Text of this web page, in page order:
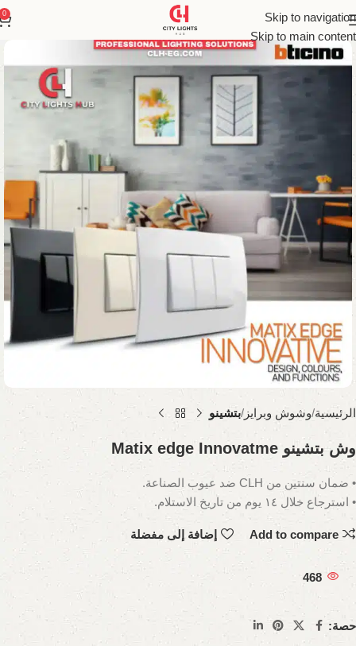
Skip to navigation
Skip to main content
0
الرئيسية وشوش وبرايز بتشينو
وش بتشينو Matix edge Innovatme
• ضمان سنتين من CLH ضد عيوب الصناعة.
• استرجاع خلال ١٤ يوم من تاريخ الاستلام.
Add to compare إضافة إلى مفضلة
468
حصة: